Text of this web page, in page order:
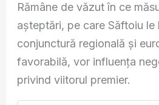
Rămâne de văzut în ce
așteptări, pe care Săftoiu le
conjunctură regională și
favorabilă, vor influența
privind viitorul premier.